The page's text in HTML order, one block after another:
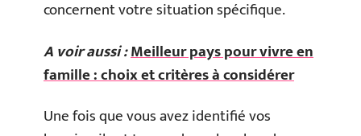
concernent votre situation spécifique.
A voir aussi :Meilleur pays pour vivre en
famille : choix et critères à considérer
Une fois que vous avez identifié vos